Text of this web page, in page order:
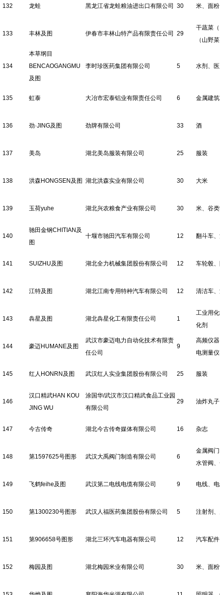
132 龙蛙 黑龙江省龙蛙粮油进出口有限公司 30 米、面
133 丰林及图 伊春市丰林山特产品有限责任公司 29
干蔬菜
（山野
134
本草纲目
BENCAOGANGMU
及图
李时珍医药集团有限公司 5 水剂、
135 虹泰 大冶市宏泰铝业有限责任公司 6 金属建
136 劲·JING及图 劲牌有限公司 33 酒
137 美岛 湖北美岛服装有限公司 25 服装
138 洪森HONGSEN及图 湖北洪森实业有限公司 30 大米
139 玉荷yuhe 湖北兴农粮食产业有限公司 30 米、谷
140
驰田金钢CHITIAN及
图
十堰市驰田汽车有限公司 12 翻斗车
141 SUIZHU及图 湖北全力机械集团股份有限公司 12 车轮毂
142 江特及图 湖北江南专用特种汽车有限公司 12 清洁车
143 犇星及图 湖北犇星化工有限责任公司 1
工业用
化剂
144 豪迈HUMANE及图
武汉市豪迈电力自动化技术有限责
任公司
9
高频仪
电测量
145 红人HONRN及图 武汉红人实业集团股份有限公司 25 服装
146
汉口精武HAN KOU
JING WU
涂国华/武汉市汉口精武食品工业园
有限公司
29 油炸丸
147 今古传奇 湖北今古传奇媒体有限公司 16 杂志
148 第1597625号图形 武汉大禹阀门制造有限公司 6
金属阀
水管阀
149 飞鹤feihe及图 武汉第二电线电缆有限公司 9 电线、
150 第1300230号图形 武汉人福医药集团股份有限公司 5 注射剂
151 第906658号图形 湖北三环汽车电器有限公司 12 汽车配件
152 梅园及图 湖北梅园米业有限公司 30 米、面